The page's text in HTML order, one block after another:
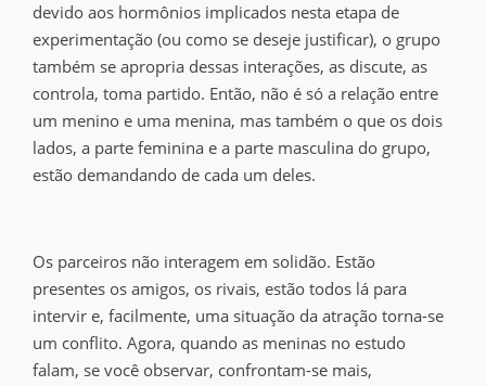
devido aos hormônios implicados nesta etapa de
experimentação (ou como se deseje justificar), o grupo
também se apropria dessas interações, as discute, as
controla, toma partido. Então, não é só a relação entre
um menino e uma menina, mas também o que os dois
lados, a parte feminina e a parte masculina do grupo,
estão demandando de cada um deles.
Os parceiros não interagem em solidão. Estão
presentes os amigos, os rivais, estão todos lá para
intervir e, facilmente, uma situação da atração torna-se
um conflito. Agora, quando as meninas no estudo
falam, se você observar, confrontam-se mais,